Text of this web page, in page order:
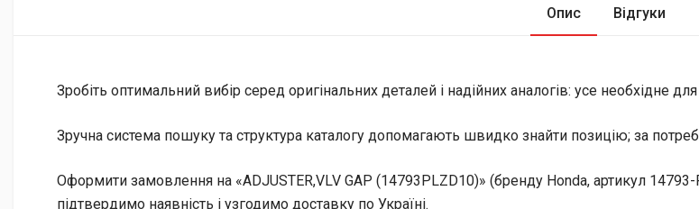
Опис Відгуки
Зробіть оптимальний вибір серед оригінальних деталей і надійних аналогів: усе необхідне
Зручна система пошуку та структура каталогу допомагають швидко знайти позицію; за
Оформити замовлення на «ADJUSTER,VLV GAP (14793PLZD10)» (бренду Honda, артикул
підтвердимо наявність і узгодимо доставку по Україні.